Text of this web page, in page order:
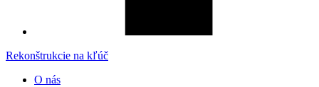
Rekonštrukcie na kľúč
O nás